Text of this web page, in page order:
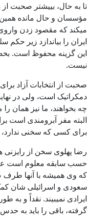
تا به حال، بییشتر صحبت
مؤسسان و حال مانده
میکند که مقصود زدن
ایران را بیاندازد زیر
این گزینه محفوظ است.
نیست.
صحبت از انتخابات آزاد
دمکراتیک است، ولی در
چه بخواهند، ما نیز همان
البته مفر آبرومندی است
برای کسی که سخنی
رضا پهلوی سخن از رایزنی
حسب سابقه معلوم است
که وی همیشه با آنها طرف
سعودی و اسرائیلی شان
ایرادی نمیبیند. نقداً و به
گرفته، باقی را باید به